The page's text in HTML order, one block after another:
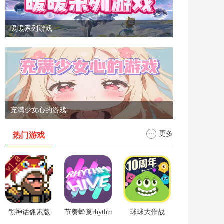
暖暖系列游戏
充满少女心的游戏
热门游戏 更多
黑神话像素版 节奏蜂巢rhythm hive 球球大作战